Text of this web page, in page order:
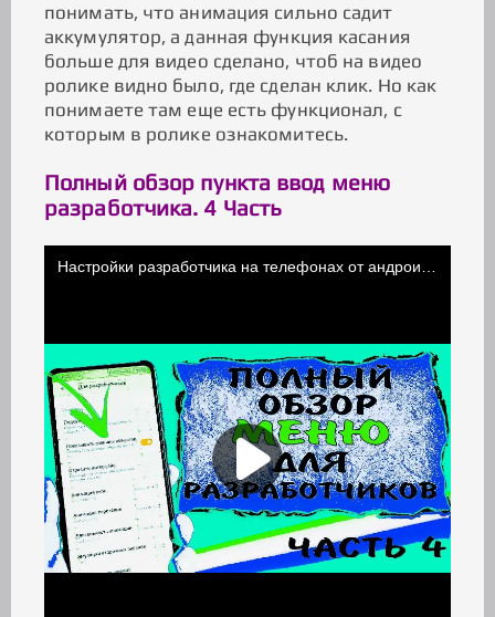
понимать, что анимация сильно садит
аккумулятор, а данная функция касания
больше для видео сделано, чтоб на видео
ролике видно было, где сделан клик. Но как
понимаете там еще есть функционал, с
которым в ролике ознакомитесь.
Полный обзор пункта ввод меню
разработчика. 4 Часть